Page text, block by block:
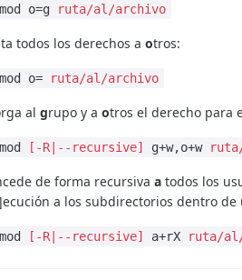
o=g ruta/al/archivo
todos los derechos aotros:
o= ruta/al/archivo
algrupo y aotros el derecho para
[-R|--recursive] g+w,o+w
de forma recursivaa todos los
a los subdirectorios dentro
[-R|--recursive] a+rX ruta/